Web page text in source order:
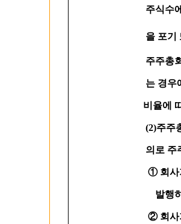
주식수에
을 포기 또
주주총회
는 경우에
비율에 따
(2)주주총
의로 주주
① 회사가
발행하
② 회사가